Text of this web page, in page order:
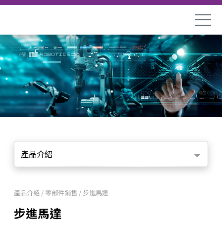
產品介紹
產品介紹 / 零部件銷售 / 步進馬達
步進馬達